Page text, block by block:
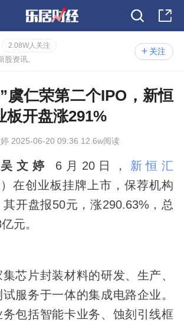
关注
2.08W人关注
股资讯。
虞仁荣第二个IPO，新恒
板开盘涨291%
2025-06-20 09:36 12.6w阅读
文婷 6月20日， 新恒汇
）在创业板挂牌上市，保荐机构
其开盘报50元，涨290.63%，总
元。
芯片封装材料的研发、生产、
服务于一体的集成电路企业。
包括智能卡业务、蚀刻引线框